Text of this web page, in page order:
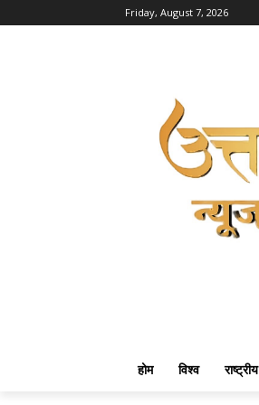
Friday, August 7, 2026
होम विश्व राष्ट्रीय